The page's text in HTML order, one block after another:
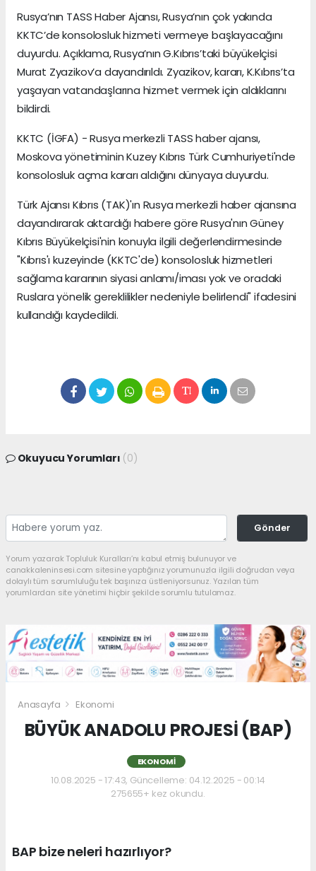
Rusya’nın TASS Haber Ajansı, Rusya’nın çok yakında
KKTC’de konsolosluk hizmeti vermeye başlayacağını
duyurdu. Açıklama, Rusya’nın G.Kıbrıs’taki büyükelçisi
Murat Zyazikov’a dayandırıldı. Zyazikov, kararı, K.Kıbrıs’ta
yaşayan vatandaşlarına hizmet vermek için aldıklarını
bildirdi.
KKTC (İGFA) - Rusya merkezli TASS haber ajansı,
Moskova yönetiminin Kuzey Kıbrıs Türk Cumhuriyeti'nde
konsolosluk açma kararı aldığını dünyaya duyurdu.
Türk Ajansı Kıbrıs (TAK)'ın Rusya merkezli haber ajansına
dayandırarak aktardığı habere göre Rusya'nın Güney
Kıbrıs Büyükelçisi'nin konuyla ilgili değerlendirmesinde
"Kıbrıs'ı kuzeyinde (KKTC'de) konsolosluk hizmetleri
sağlama kararının siyasi anlamı/iması yok ve oradaki
Ruslara yönelik gereklilikler nedeniyle belirlendi" ifadesini
kullandığı kaydedildi.
Okuyucu Yorumları (0)
Gönder
Yorum yazarak Topluluk Kuralları’nı kabul etmiş bulunuyor ve
canakkaleninsesi.com sitesine yaptığınız yorumunuzla ilgili doğrudan veya
dolaylı tüm sorumluluğu tek başınıza üstleniyorsunuz. Yazılan tüm
yorumlardan site yönetimi hiçbir şekilde sorumlu tutulamaz.
Anasayfa Ekonomi
BÜYÜK ANADOLU PROJESİ (BAP)
EKONOMI
10.08.2025 - 17:43, Güncelleme: 04.12.2025 - 00:14
275655+ kez okundu.
BAP bize neleri hazırlıyor?